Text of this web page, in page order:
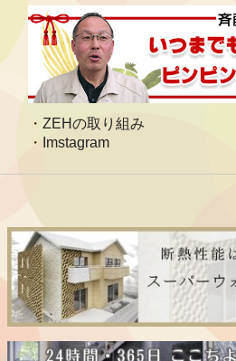
ZEHの取り組み
Imstagram